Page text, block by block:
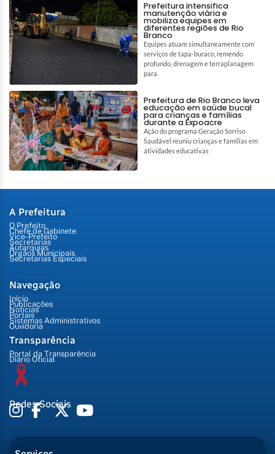
Prefeitura intensifica
manutenção viária e
mobiliza equipes em
diferentes regiões de Rio
Branco
Equipes atuam simultaneamente com
serviços de tapa-buraco, remendo
profundo, drenagem e terraplanagem
para
Prefeitura de Rio Branco leva
educação em saúde bucal
para crianças e famílias
durante a Expoacre
Ação do programa Geração Sorriso
Saudável reuniu crianças e famílias em
atividades educativas
A Prefeitura
O Prefeito
Chefe de Gabinete
Vice-Prefeito
Secretarias
Autarquias
Órgãos Municipais
Secretarias Especiais
Navegação
Início
Publicações
Notícias
Portais
Sistemas Administrativos
Ouvidoria
Transparência
Portal da Transparência
Diário Oficial
Redes Sociais